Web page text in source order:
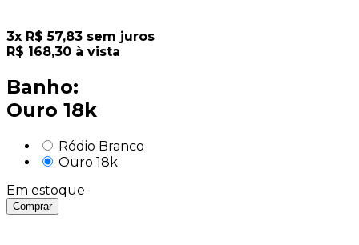
3x R$ 57,83 sem juros
R$ 168,30 à vista
Banho:
Ouro 18k
Ródio Branco
Ouro 18k
Em estoque
Comprar